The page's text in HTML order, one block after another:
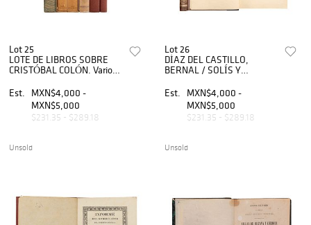
Lot 25
LOTE DE LIBROS SOBRE
CRISTÓBAL COLÓN. Varios
Historia del almirante,
Tomos I - II. Christopher
Est.
MXN$4,000 -
MXN$5,000
$231.35 - $289.18
Unsold
Lot 26
DÍAZ DEL CASTILLO,
BERNAL / SOLÍS Y
DE. HISTORIA DE LA
CONQUISTA DE MÉXICO.
a)Díaz del Castillo, Bernal...
Est.
MXN$4,000 -
MXN$5,000
$231.35 - $289.18
Unsold